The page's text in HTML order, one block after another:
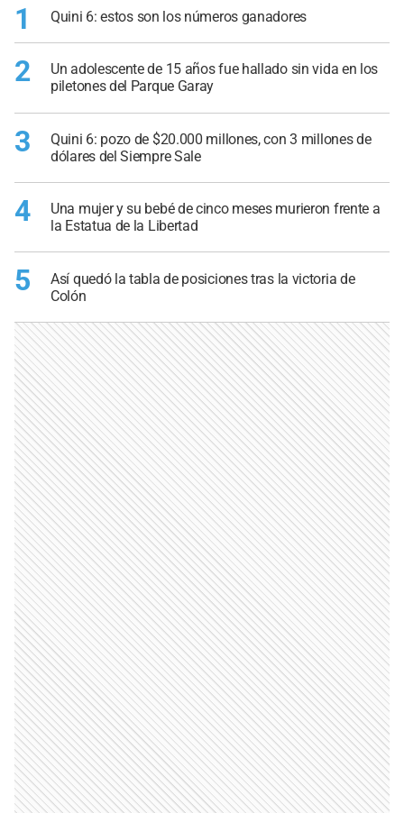
1 Quini 6: estos son los números ganadores
2
Un adolescente de 15 años fue hallado sin vida en los
piletones del Parque Garay
3
Quini 6: pozo de $20.000 millones, con 3 millones de
dólares del Siempre Sale
4
Una mujer y su bebé de cinco meses murieron frente a
la Estatua de la Libertad
5
Así quedó la tabla de posiciones tras la victoria de
Colón